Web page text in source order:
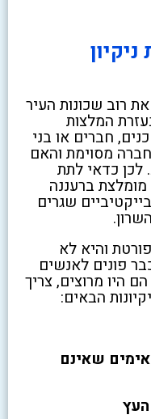
רוב שכונות העיר
המלצות
חברים או בני
מסוימת והאם
לכן כדאי לתת
מומלצת ברעננה
שגרים
והיא לא
פונים לאנשים
היו מרוצים, צריך
הבאים:
שאינם
העץ